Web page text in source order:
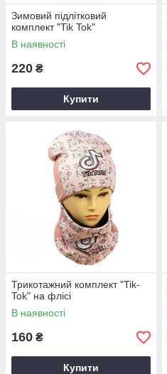
Зимовий підлітковий
комплект "Tik Tok"
В наявності
220 ₴
Купити
Трикотажний комплект "Tik-
Tok" на флісі
В наявності
160 ₴
Купити